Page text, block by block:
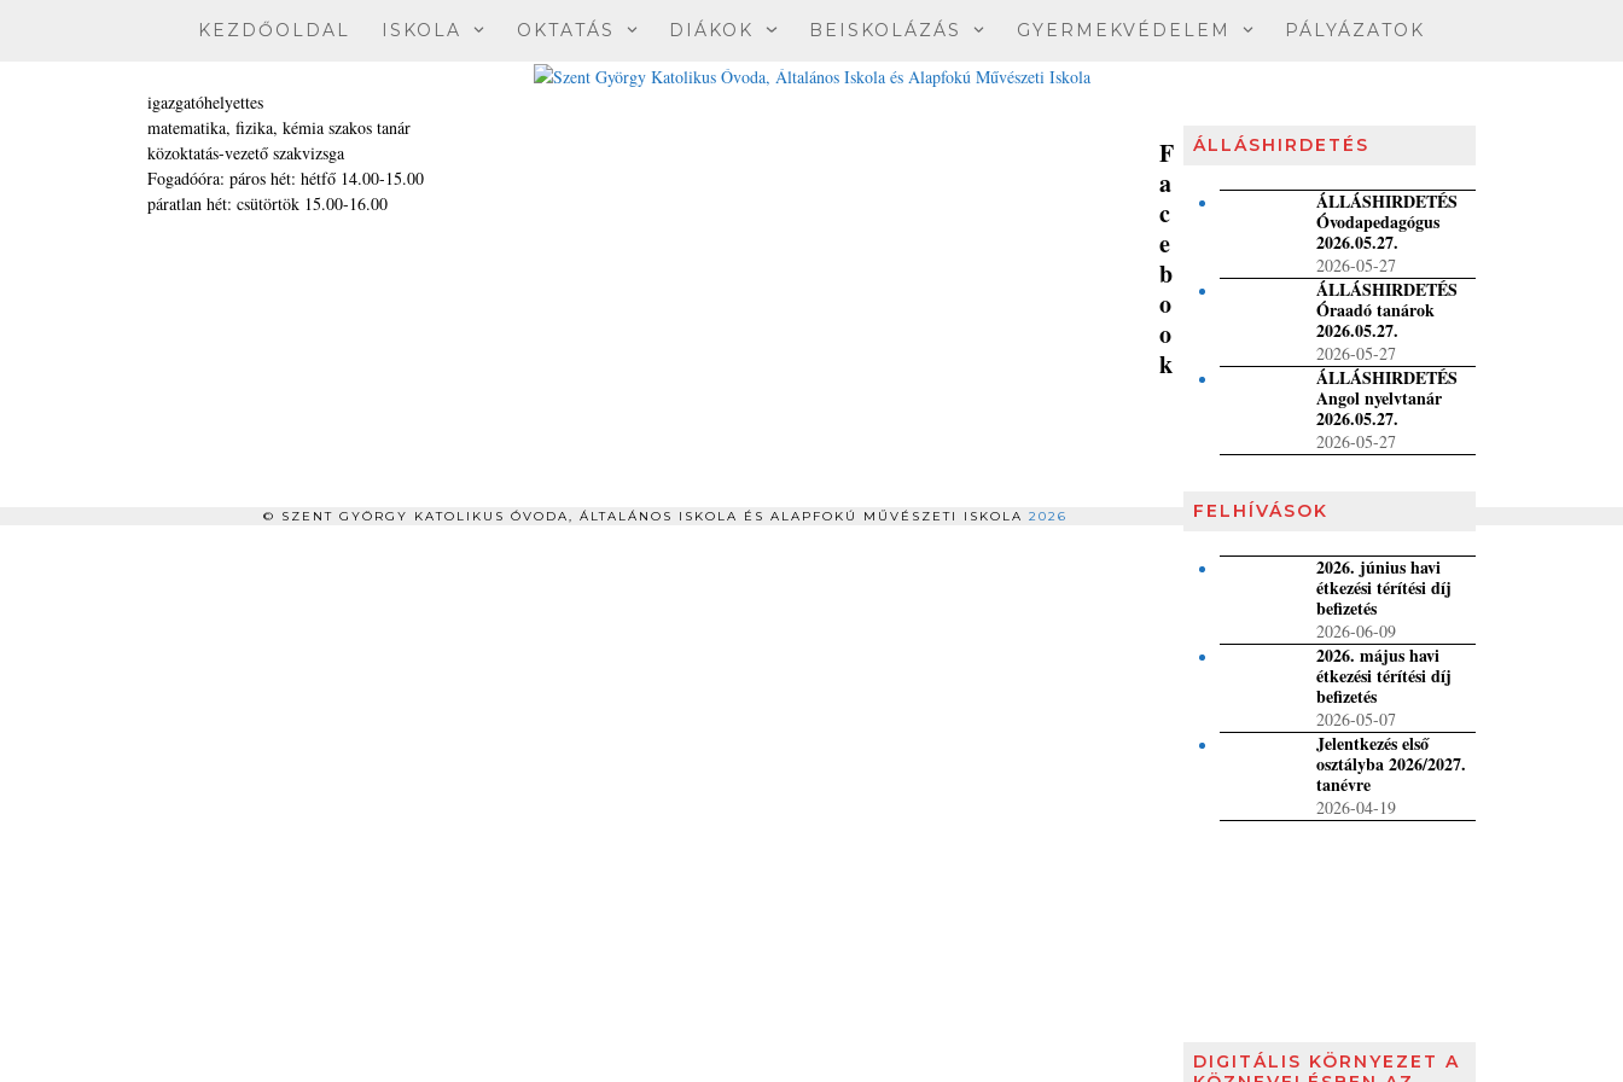
KEZDŐOLDAL ISKOLA OKTATÁS DIÁKOK BEISKOLÁZÁS GYERMEKVÉDELEM PÁLYÁZATOK
igazgatóhelyettes
matematika, fizika, kémia szakos tanár
közoktatás-vezető szakvizsga
Fogadóóra: páros hét: hétfő 14.00-15.00
páratlan hét: csütörtök 15.00-16.00
ÁLLÁSHIRDETÉS
ÁLLÁSHIRDETÉS
Óvodapedagógus
2026.05.27.
2026-05-27
ÁLLÁSHIRDETÉS
Óraadó tanárok
2026.05.27.
2026-05-27
ÁLLÁSHIRDETÉS
Angol nyelvtanár
2026.05.27.
2026-05-27
FELHÍVÁSOK
2026. június havi
étkezési térítési díj
befizetés
2026-06-09
2026. május havi
étkezési térítési díj
befizetés
2026-05-07
Jelentkezés első
osztályba 2026/2027.
tanévre
2026-04-19
DIGITÁLIS KÖRNYEZET A
F
a
c
e
b
o
o
k
© SZENT GYÖRGY KATOLIKUS ÓVODA, ÁLTALÁNOS ISKOLA ÉS ALAPFOKÚ MŰVÉSZETI ISKOLA 2026